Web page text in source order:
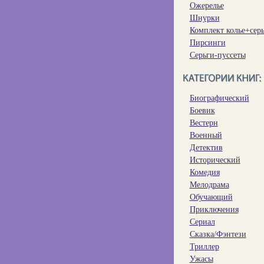
Ожерелье
Шнурки
Комплект
Пирсинги
Серьги-пуссеты
Биографический
Боевик
Вестерн
Военный
Детектив
Исторический
Комедия
Мелодрама
Обучающий
Приключения
Сериал
Сказка/Фэнтези
Триллер
Ужасы